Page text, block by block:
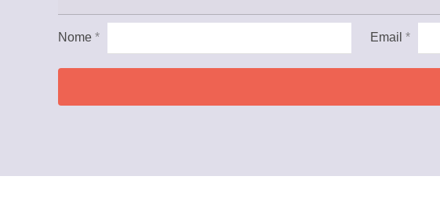
Nome * Email*